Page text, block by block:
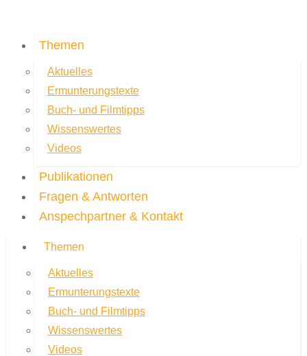
Themen
Aktuelles
Ermunterungstexte
Buch- und Filmtipps
Wissenswertes
Videos
Publikationen
Fragen & Antworten
Anspechpartner & Kontakt
Themen
Aktuelles
Ermunterungstexte
Buch- und Filmtipps
Wissenswertes
Videos